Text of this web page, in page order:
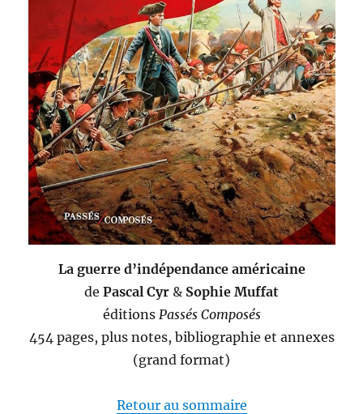
La guerre d’indépendance américaine
de Pascal Cyr & Sophie Muffat
éditions Passés Composés
454 pages, plus notes, bibliographie et annexes
(grand format)
Retour au sommaire